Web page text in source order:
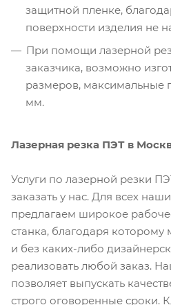
защитной пленке,
поверхности изделия не
При помощи лазерной
заказчика, возможно
размеров, максимальные
мм.
Лазерная резка ПЭТ в
Услуги по лазерной резки
заказать у нас. Для всех
предлагаем широкое
станка, благодаря
и без каких-либо
реализовать любой заказ.
позволяет выпускать
строго оговоренные сроки.